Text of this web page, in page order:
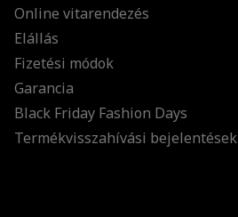
Online vitarendezés
Elállás
Fizetési módok
Garancia
Black Friday Fashion Days
Termékvisszahívási bejelentések